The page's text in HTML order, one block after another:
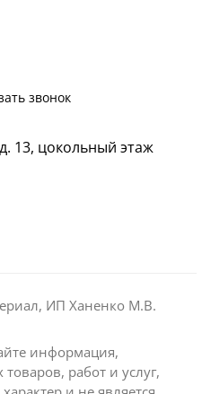
звонок
13, цокольный этаж
ИП Ханенко М.В.
информация,
работ и услуг,